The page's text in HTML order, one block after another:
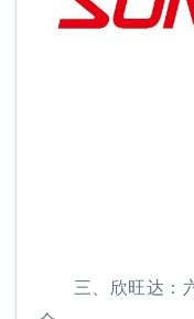
三、 欣旺达：